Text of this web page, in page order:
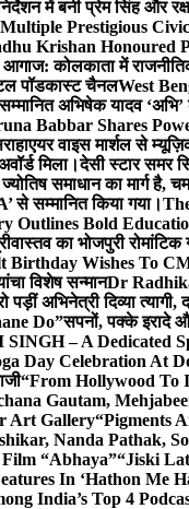
में बनी प्रेम सिंह और
Prestigious
Krishan Honoured
कोलकाता में राजनीतिक
पॉडकास्ट चैनलWest
अभिषेक यादव ‘अभि’
Babbar Shares
एयर वाइस मार्शल से
मिला।देसी स्टार समर
समाधान का मार्ग है,
से सम्मानित किया गया।
Outlines Bold
का भोजपुरी रोमांटिक
Birthday Wishes To
विशेष सन्मानDr
अभिनेत्री दिव्या
Do”सपनों, पक्के इरादे
– A Dedicated
Day Celebration At
“From Hollywood To
Gautam,
Art Gallery“Pigments
Nanda Pathak,
“Abhaya”“Jiski
In ‘Hathon Me
India’s Top 4